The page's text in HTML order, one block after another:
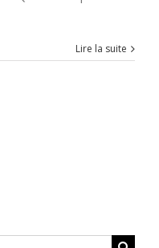
Lire la suite